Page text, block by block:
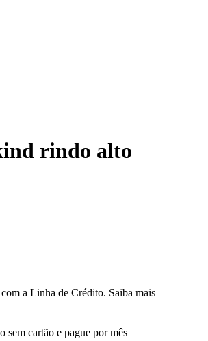
rindo alto
a Linha de Crédito. Saiba mais
cartão e pague por mês